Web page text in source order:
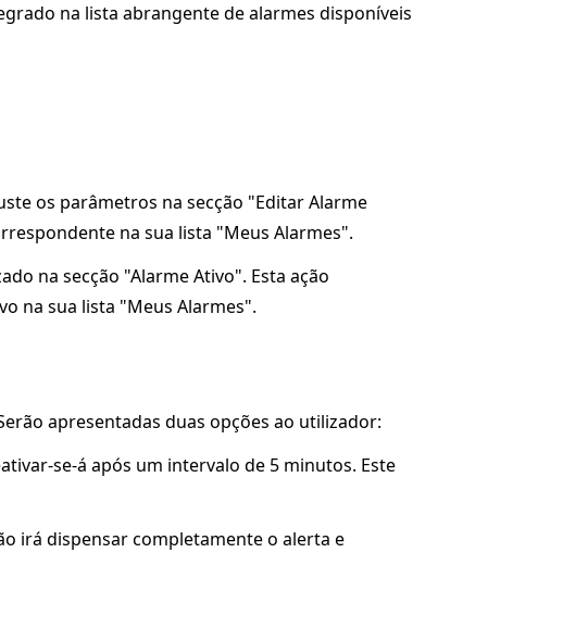
na lista abrangente de alarmes disponíveis
os parâmetros na secção "Editar Alarme
na sua lista "Meus Alarmes".
na secção "Alarme Ativo". Esta ação
na sua lista "Meus Alarmes".
apresentadas duas opções ao utilizador:
se-á após um intervalo de 5 minutos. Este
irá dispensar completamente o alerta e